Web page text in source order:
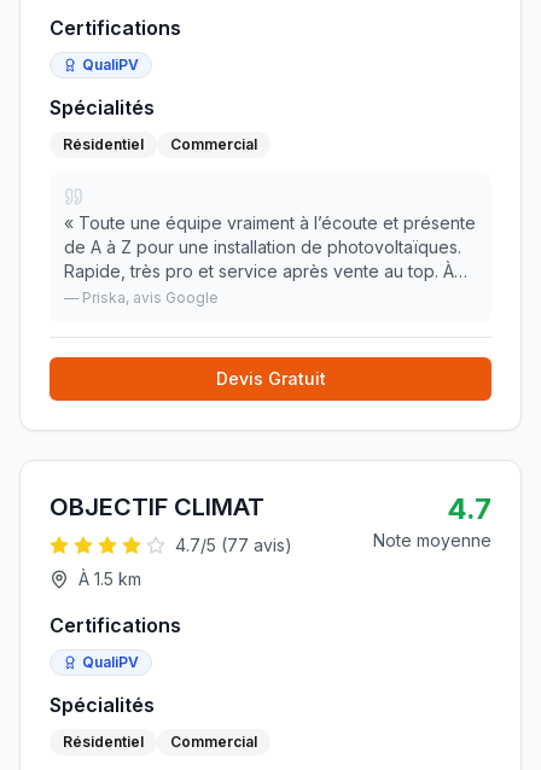
Certifications
QualiPV
Spécialités
Résidentiel Commercial
« Toute une équipe vraiment à l’écoute et présente
de A à Z pour une installation de photovoltaïques.
Rapide, très pro et service après vente au top. À
voir le rendement dans le futur mais au vu de mes
— Priska, avis Google
Devis Gratuit
OBJECTIF CLIMAT
4.7/5 (77 avis)
À 1.5 km
4.7
Note moyenne
Certifications
QualiPV
Spécialités
Résidentiel Commercial